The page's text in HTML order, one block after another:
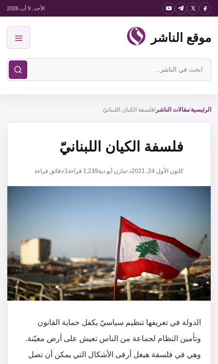
انتقل
المحتوى
الأحد، 9 آب 2026
موقع الناشر
ابحث
في
الناشر
الرئيسية/مقالات الناشر/فلسفة الكيان اللبنانيّ
فلسفة الكيان اللبنانيّ
كانون الأول 24, 2021 د. مازن أبو دية1,219 قراءة1 دقائق قراءة
الدولة في تعريفها تنظيم سياسيّ يكفل حماية القانون
وتأمين النظام لجماعة من الناس تعيش على أرض معيّنة.
وهي في فلسفة هيغل أرقى الأشكال التي يمكن أن تصل